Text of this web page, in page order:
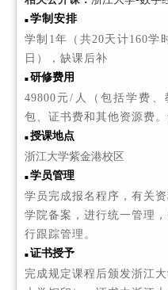
■ 学制安排
学制1年 （共20天计160学
日），缺课后补
■ 研修费用
49800元/人
（包括学费
包、证书费和其他资源费
■ 授课地点
浙江大学紫金港校区
■ 学员管理
学员完成报名程序，有关
学院备案，进行统一管理
行跟踪管理。
■ 证书授予
完成规定课程后颁发浙江